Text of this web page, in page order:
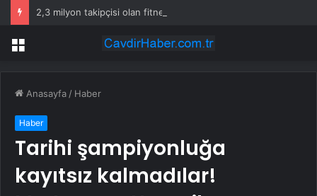
Menü
Anasayfa / Haber
Haber
Tarihi şampiyonluğa
kayıtsız kalmadılar!